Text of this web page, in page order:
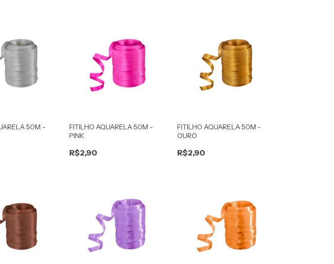
50M -
FITILHO AQUARELA 50M -
PINK
R$2,90
FITILHO AQUARELA 50M -
OURO
R$2,90